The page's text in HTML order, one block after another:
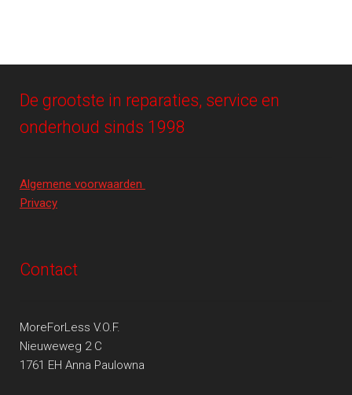
De grootste in reparaties, service en
onderhoud sinds 1998
Algemene voorwaarden
Privacy
Contact
MoreForLess V.O.F.
Nieuweweg 2 C
1761 EH Anna Paulowna